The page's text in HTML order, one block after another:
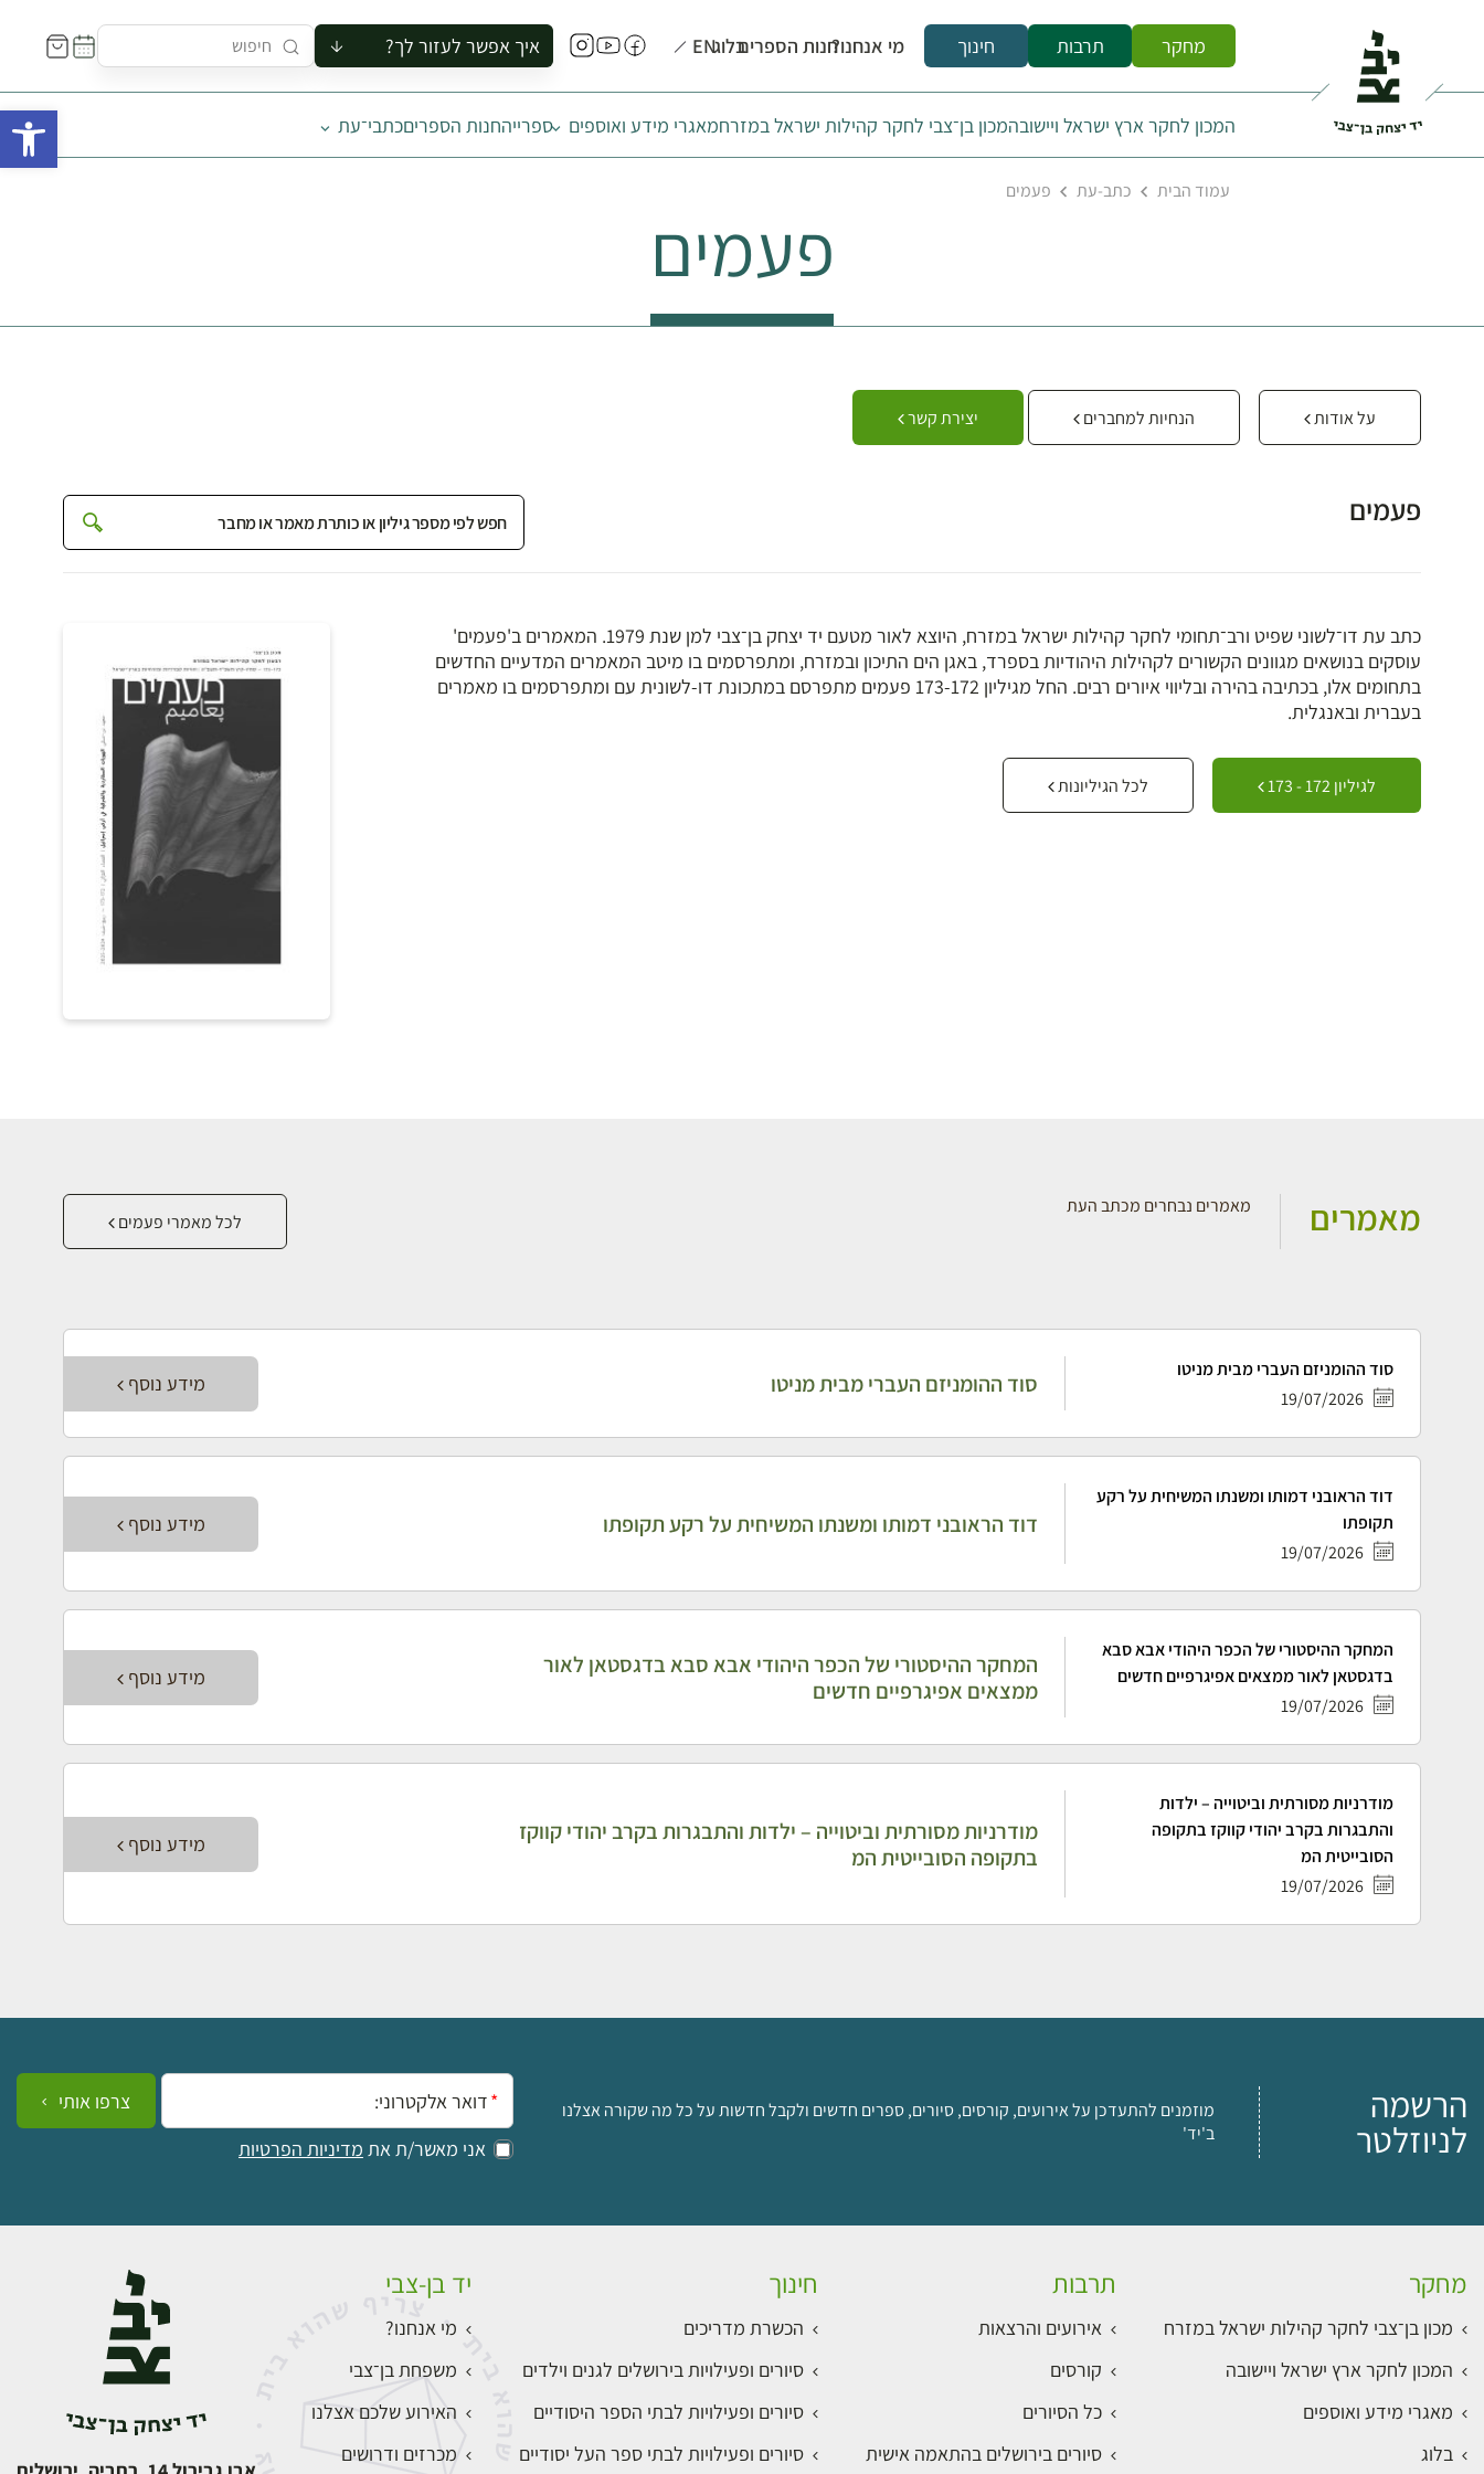
מחקר תרבות חינוך מי אנחנו?חנות הספריםבלוגEN איך אפשר לעזור לך?
להזמין סיור לקבוצה
להירשם לסיור
להירשם לקורס
המכון לחקר ארץ ישראל ויישובהמכון בן־צבי לחקר קהילות ישראל במזרחמאגרי מידע ואוספים ספרייהחנות הספריםכתבי־עת
עמוד הבית כתב-עת פעמים
פעמים
על אודות הנחיות למחברים יצירת קשר
פעמים
כתב עת דו־לשוני שפיט ורב־תחומי לחקר קהילות ישראל במזרח, היוצא לאור מטעם יד יצחק בן־צבי למן שנת 1979. המאמרים ב'פעמים'
עוסקים בנושאים מגוונים הקשורים לקהילות היהודיות בספרד, באגן הים התיכון ובמזרח, ומתפרסמים בו מיטב המאמרים המדעיים החדשים
בתחומים אלו, בכתיבה בהירה ובליווי איורים רבים. החל מגיליון 173-172 פעמים מתפרסם במתכונת דו-לשונית עם ומתפרסמים בו מאמרים
בעברית ובאנגלית.
לגיליון 172 - 173 לכל הגיליונות
מאמרים מאמרים נבחרים מכתב העת
לכל מאמרי פעמים
סוד ההומניזם העברי מבית מניטו
19/07/2026
סוד ההומניזם העברי מבית מניטו מידע נוסף
דוד הראובני דמותו ומשנתו המשיחית על רקע
תקופתו
19/07/2026
דוד הראובני דמותו ומשנתו המשיחית על רקע תקופתו מידע נוסף
המחקר ההיסטורי של הכפר היהודי אבא סבא
בדגסטאן לאור ממצאים אפיגרפיים חדשים
19/07/2026
המחקר ההיסטורי של הכפר היהודי אבא סבא בדגסטאן לאור
ממצאים אפיגרפיים חדשים
מידע נוסף
מודרניות מסורתית וביטוייה – ילדות
והתבגרות בקרב יהודי קווקז בתקופה
הסובייטית המ
19/07/2026
מודרניות מסורתית וביטוייה – ילדות והתבגרות בקרב יהודי קווקז
בתקופה הסובייטית המ
מידע נוסף
הרשמה
לניוזלטר
מוזמנים להתעדכן על אירועים, קורסים, סיורים, ספרים חדשים ולקבל חדשות על כל מה שקורה אצלנו
ב'יד'
אימייל:
אני מאשר/ת את מדיניות הפרטיות
צרפו אותי
מחקר
מכון בן־צבי לחקר קהילות ישראל במזרח
המכון לחקר ארץ ישראל ויישובה
מאגרי מידע ואוספים
בלוג
תרבות
אירועים והרצאות
קורסים
כל הסיורים
סיורים בירושלים בהתאמה אישית
חינוך
הכשרת מדריכים
סיורים ופעילויות בירושלים לגנים וילדים
סיורים ופעילויות לבתי הספר היסודיים
סיורים ופעילויות לבתי ספר העל יסודיים
יד בן-צבי
מי אנחנו?
משפחת בן־צבי
האירוע שלכם אצלנו
מכרזים ודרושים